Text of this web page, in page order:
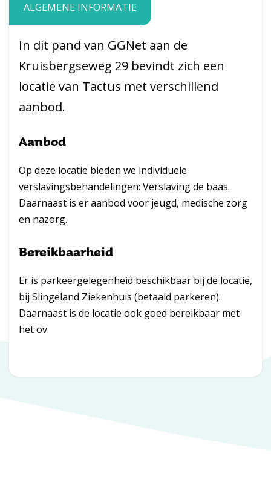
ALGEMENE INFORMATIE
In dit pand van GGNet aan de
Kruisbergseweg 29 bevindt zich een
locatie van Tactus met verschillend
aanbod.
Aanbod
Op deze locatie bieden we individuele
verslavingsbehandelingen: Verslaving de baas.
Daarnaast is er aanbod voor jeugd, medische zorg
en nazorg.
Bereikbaarheid
Er is parkeergelegenheid beschikbaar bij de locatie,
bij Slingeland Ziekenhuis (betaald parkeren).
Daarnaast is de locatie ook goed bereikbaar met
het ov.